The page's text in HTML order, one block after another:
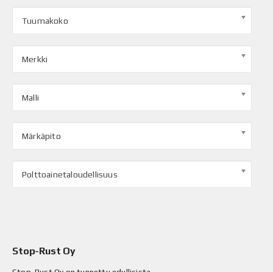
Tuumakoko
Merkki
Malli
Märkäpito
Polttoainetaloudellisuus
Stop-Rust Oy